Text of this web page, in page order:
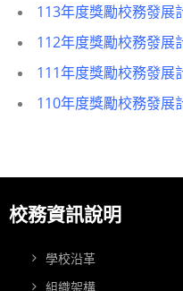
113年度獎勵校務發展
112年度獎勵校務發展
111年度獎勵校務發展
110年度獎勵校務發展
校務資訊說明
學校沿革
組織架構